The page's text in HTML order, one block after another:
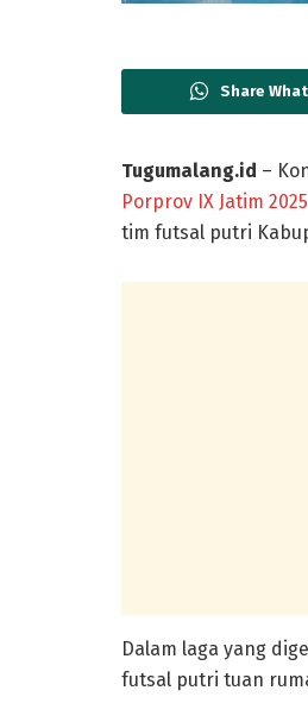
Share
Tugumalang.id –
Porprov IX Jatim 2025
tim futsal putri
Dalam laga yang
futsal putri tuan